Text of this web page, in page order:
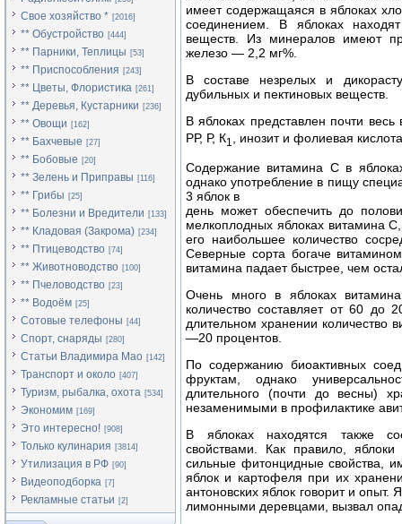
Свое хозяйство * [2016]
** Обустройство [444]
** Парники, Теплицы [53]
** Приспособления [243]
** Цветы, Флористика [261]
** Деревья, Кустарники [236]
** Овощи [162]
** Бахчевые [27]
** Бобовые [20]
** Зелень и Приправы [116]
** Грибы [25]
** Болезни и Вредители [133]
** Кладовая (Закрома) [234]
** Птицеводство [74]
** Животноводство [100]
** Пчеловодство [23]
** Водоём [25]
Сотовые телефоны [44]
Спорт, снаряды [280]
Статьи Владимира Мао [142]
Транспорт и около [407]
Туризм, рыбалка, охота [534]
Экономим [169]
Это интересно! [908]
Только кулинария [3814]
Утилизация в РФ [90]
Видеоподборка [7]
Рекламные статьи [2]
имеет содержащаяся в яблоках
соединением. В яблоках
веществ. Из минералов имеют
железо — 2,2 мг%.
В составе незрелых и
дубильных и пектиновых веществ.
В яблоках представлен почти
РР, Р, К1 , инозит и фолиевая
Содержание витамина С в
однако употребление в пищу
3 яблок в
день может обеспечить до
мелкоплодных яблоках витамина
его наибольшее количество
Северные сорта богаче
витамина падает быстрее, чем
Очень много в яблоках
количество составляет от 60
длительном хранении количество
—20 процентов.
По содержанию биоактивных
фруктам, однако
длительного (почти до весны)
незаменимыми в профилактике
В яблоках находятся также
свойствами. Как правило,
сильные фитонцидные свойства,
яблок и картофеля при их
антоновских яблок говорит и
лимонными деревцами, вызвал